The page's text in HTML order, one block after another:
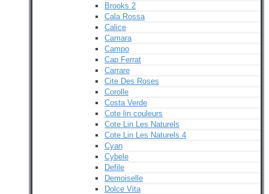
Brooks 2
Cala Rossa
Calice
Camara
Campo
Cap Ferrat
Carrare
Cite Des Roses
Corolle
Costa Verde
Cote lin couleurs
Cote Lin Les Naturels
Cote Lin Les Naturels 4
Cyan
Cybele
Defile
Demoiselle
Dolce Vita